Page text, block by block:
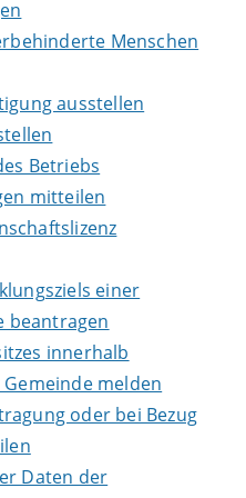
Menschen
ausstellen
Betriebs
mitteilen
einer
beantragen
innerhalb
melden
oder bei Bezug
Daten der